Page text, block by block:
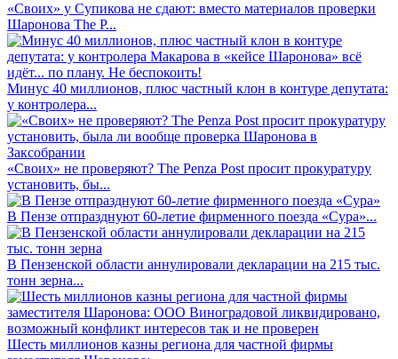
«Своих» у Супикова не сдают: вместо материалов проверки
Шаронова The P...
Минус 40 миллионов, плюс частный клон в контуре депутата:
у контролера...
«Своих» не проверяют? The Penza Post просит прокуратуру
установить, бы...
В Пензе отпразднуют 60-летие фирменного поезда «Сура»...
В Пензенской области аннулировали декларации на 215 тыс.
тонн зерна...
Шесть миллионов казны региона для частной фирмы